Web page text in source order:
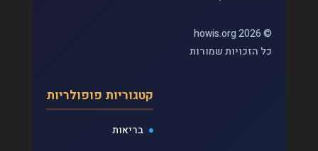
© 2026 howis.org
כל הזכויות שמורות
קטגוריות פופולריות
בריאות